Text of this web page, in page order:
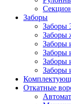
Заборы
Заборы
Заборы
Заборы
Заборы
Заборы
Заборы
Откатные